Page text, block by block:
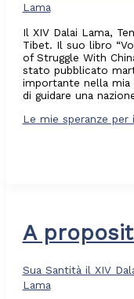
Lama
Il XIV Dalai Lama,
Tibet. Il suo libro
of Struggle With
stato pubblicato
importante nella mia
di guidare una
Le mie speranze
A
Sua Santità il XIV
Lama